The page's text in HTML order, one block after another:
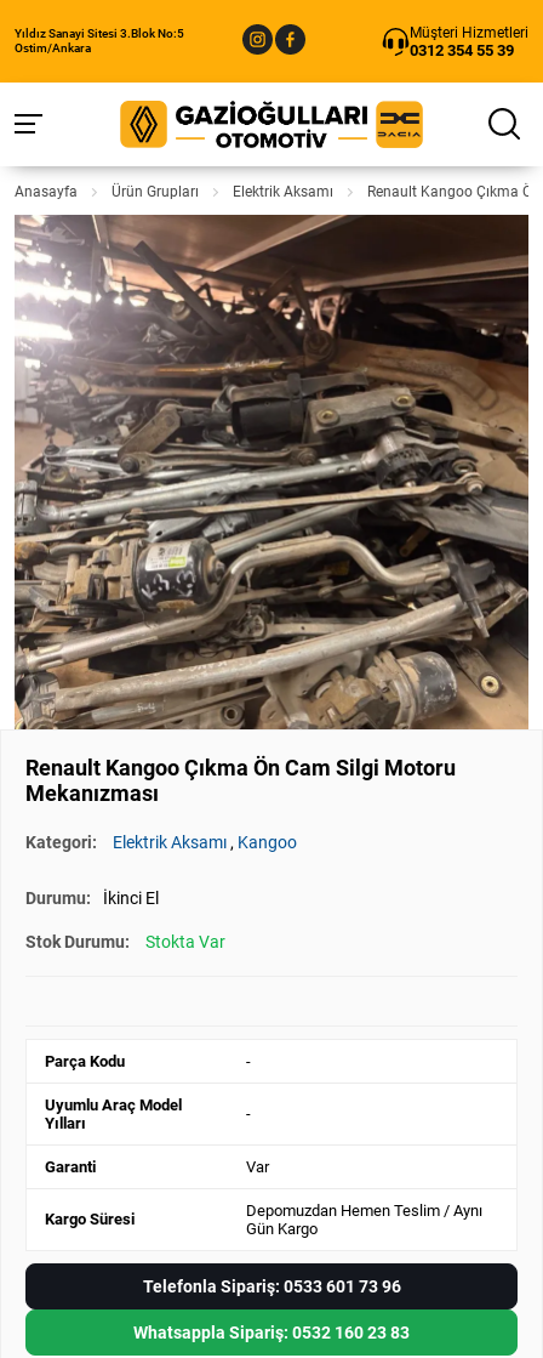
Yıldız Sanayi Sitesi 3.Blok No:5
Ostim/Ankara
Müşteri Hizmetleri
0312 354 55 39
Anasayfa Ürün Grupları Elektrik Aksamı Renault Kangoo Çıkma
Renault Kangoo Çıkma Ön Cam Silgi Motoru
Mekanızması
Kategori: Elektrik Aksamı , Kangoo
Durumu: İkinci El
Stok Durumu: Stokta Var
Parça Kodu -
Uyumlu Araç Model
Yılları
-
Garanti Var
Kargo Süresi
Depomuzdan Hemen Teslim / Aynı
Gün Kargo
Telefonla Sipariş: 0533 601 73 96
Whatsappla Sipariş: 0532 160 23 83